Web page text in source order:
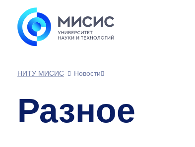
НИТУ МИСИС
Новости
Разное